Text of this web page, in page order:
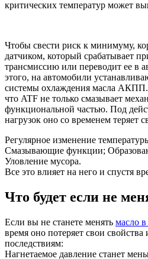
критических температур может
Чтобы свести риск к минимуму,
датчиком, который срабатывает
трансмиссию или переводит ее в
этого, на автомобили
системы охлаждения масла
что ATF не только смазывает
функциональной частью. Под
нагрузок оно со временем теряет
Регулярное изменение
Смазывающие функции;
Уловление мусора.
Все это влияет на него и спустя
Что будет если не
Если вы не станете менять масло
время оно потеряет свои
последствиям:
Нагнетаемое давление станет